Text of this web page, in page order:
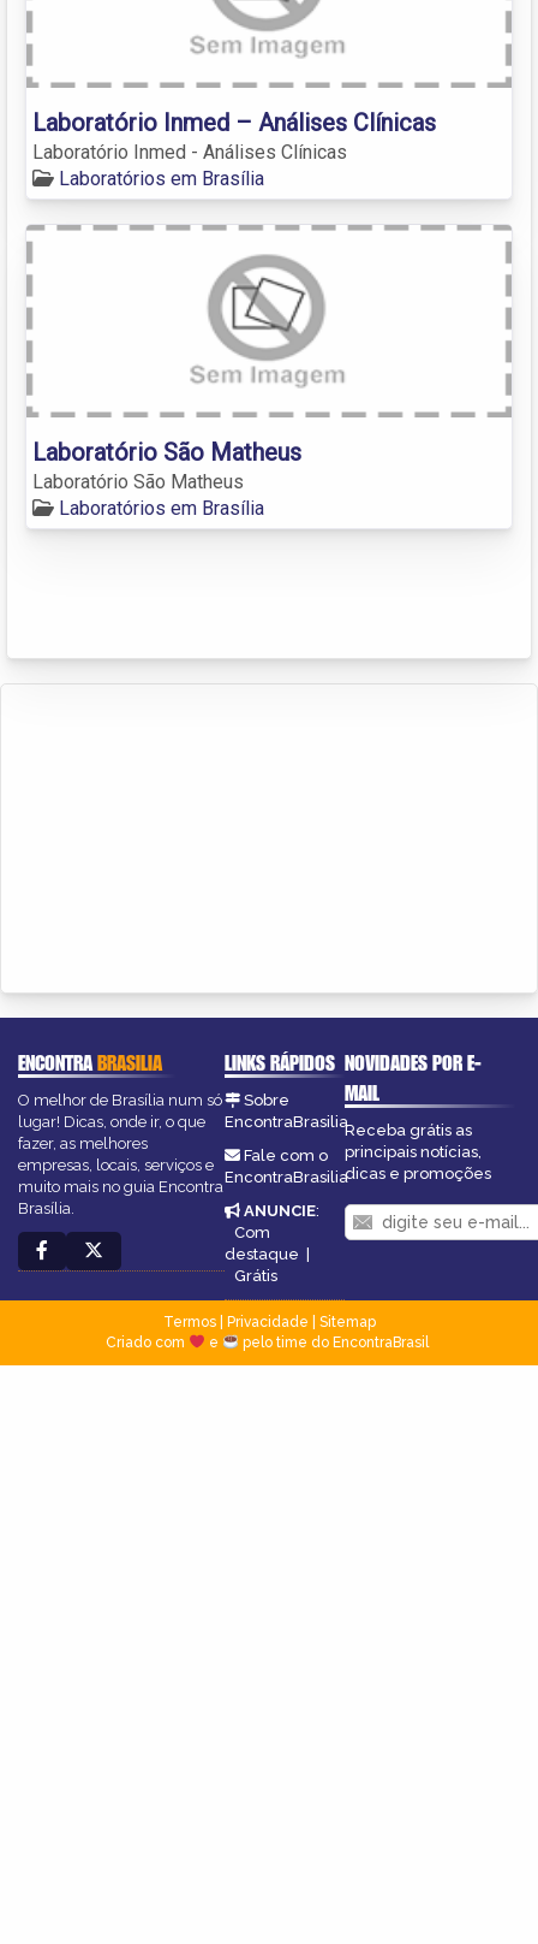
Laboratório Inmed – Análises Clínicas
Laboratório Inmed - Análises Clínicas
Laboratórios em Brasília
Laboratório São Matheus
Laboratório São Matheus
Laboratórios em Brasília
ENCONTRABRASILIA
O melhor de Brasília num só
lugar! Dicas, onde ir, o que
fazer, as melhores
empresas, locais, serviços e
muito mais no guia Encontra
Brasília.
LINKS RÁPIDOS
Sobre
EncontraBrasilia
Fale com o
EncontraBrasilia
ANUNCIE:
Com
destaque |
Grátis
NOVIDADES POR E-
MAIL
Receba grátis as
principais notícias,
dicas e promoções
Termos| Privacidade
Sitemap
Criado com
e pelo time do EncontraBrasil